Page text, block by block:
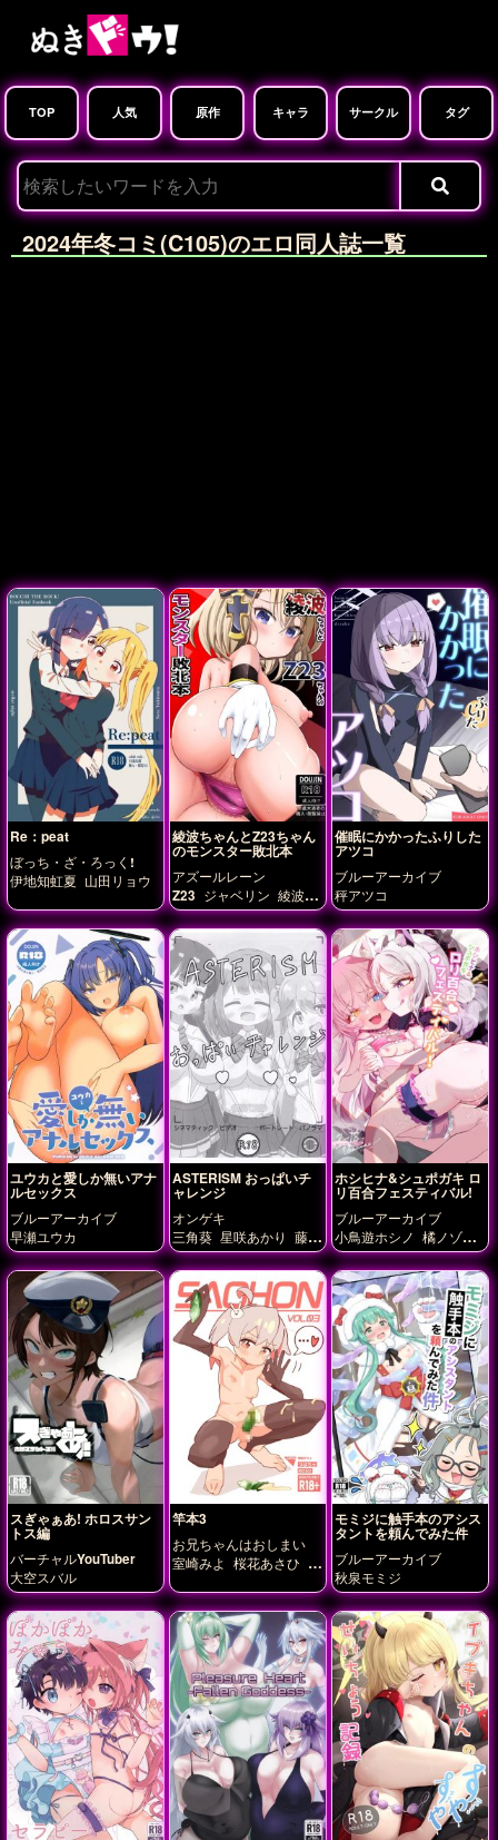
TOP 人気 原作 キャラ サークル タグ
2024年冬コミ(C105)のエロ同人誌一覧
Re：peat
ぼっち・ざ・ろっく!
伊地知虹夏 山田リョウ
綾波ちゃんとZ23ちゃん
のモンスター敗北本
アズールレーン
Z23 ジャベリン 綾波-ア
ズレン
催眠にかかったふりした
アツコ
ブルーアーカイブ
秤アツコ
ユウカと愛しか無いアナ
ルセックス
ブルーアーカイブ
早瀬ユウカ
ASTERISM おっぱいチ
ャレンジ
オンゲキ
三角葵 星咲あかり
藤沢
柚子
ホシヒナ&シュポガキ ロ
リ百合フェスティバル!
ブルーアーカイブ
小鳥遊ホシノ 橘ノゾミ
橘ヒカリ 空崎ヒナ
スぎゃぁあ! ホロスサン
トス編
バーチャルYouTuber
大空スバル
竿本3
お兄ちゃんはおしまい
室崎みよ 桜花あさひ 穂
山みはり
モミジに触手本のアシス
タントを頼んでみた件
ブルーアーカイブ
秋泉モミジ